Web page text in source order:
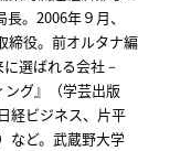
。2006年９月、
締役。前オルタナ編
選ばれる会社－
ング』（学芸出版
経ビジネス、片平
など。武蔵野大学